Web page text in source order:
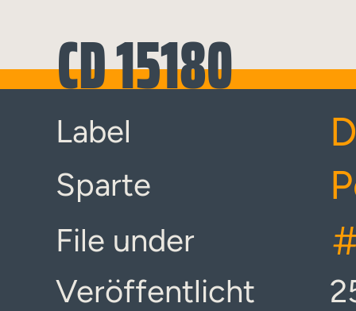
CD 15180
Label
Sparte
File under
Veröffentlicht